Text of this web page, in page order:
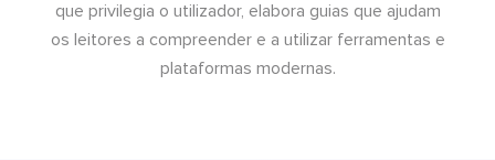
que privilegia o utilizador, elabora guias que ajudam
os leitores a compreender e a utilizar ferramentas e
plataformas modernas.